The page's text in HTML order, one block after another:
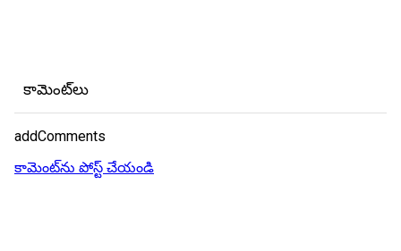
కామెంట్‌లు
addComments
కామెంట్‌ను పోస్ట్ చేయండి